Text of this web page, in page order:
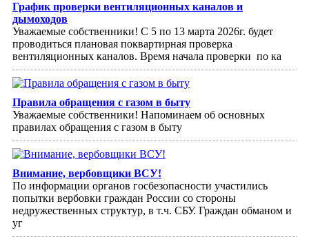
График проверки вентиляционных каналов и
дымоходов
Уважаемые собственники! С 5 по 13 марта 2026г. будет
проводиться плановая поквартирная проверка
вентиляционных каналов. Время начала проверки по ка
Правила обращения с газом в быту
Уважаемые собственники! Напоминаем об основных
правилах обращения с газом в быту
Внимание, вербовщики ВСУ!
По информации органов госбезопасности участились
попытки вербовки граждан России со стороны
недружественных структур, в т.ч. СБУ. Граждан обманом и
уг